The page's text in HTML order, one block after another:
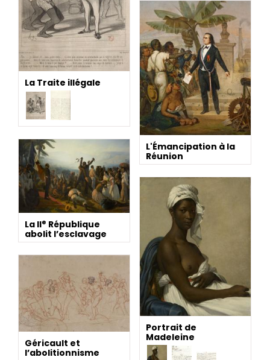
La Traite illégale
L'Émancipation à la
Réunion
La IIe République
abolit l’esclavage
Portrait de
Madeleine
Géricault et
l’abolitionnisme